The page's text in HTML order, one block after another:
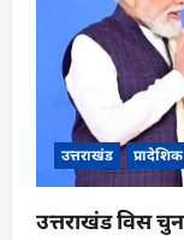
उत्तराखंड प्रादेशिक
उत्तराखंड विस